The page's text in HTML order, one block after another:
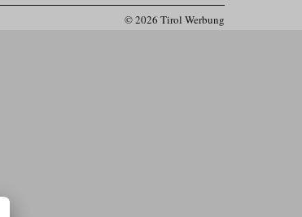
© 2026 Tirol Werbung